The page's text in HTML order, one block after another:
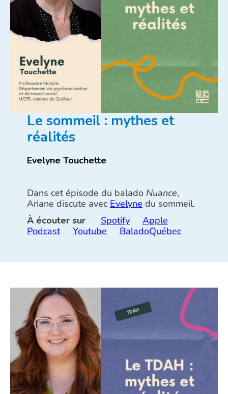
Le sommeil : mythes et
réalités
Evelyne Touchette
Dans cet épisode du balado Nuance,
Ariane discute avec Evelyne du sommeil.
À écouter sur Spotify
Apple
Podcast
Youtube BaladoQuébec